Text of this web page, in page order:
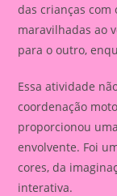
das crianças com
maravilhadas ao
para o outro,
Essa atividade
coordenação
proporcionou
envolvente. Foi
cores, da
interativa.